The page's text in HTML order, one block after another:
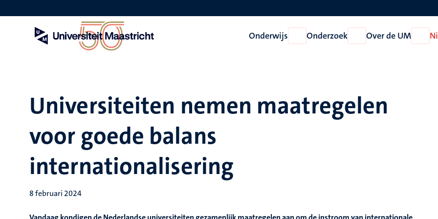
en
Onderwijs
Open
Onderwijs
Onderzoek
Open
Onderzoek
Over de UM
Open
Over
Universiteiten nemen maatregelen
voor goede balans
internationalisering
8 februari 2024